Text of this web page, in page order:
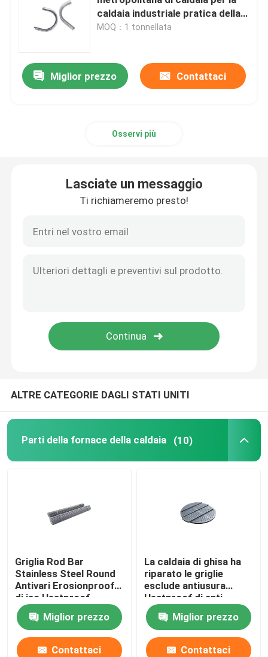
Tubo d'acciaio di precisione
Schermi del tubo di caldaia
Griglia Antivari della caldaia
Caldaia della griglia fissa
caldaia industriale pratica della
centrale elettrica
MOQ：1 tonnellata
Miglior prezzo Contattaci
Osservi più
Lasciate un messaggio
Ti richiameremo presto!
ALTRE CATEGORIE DAGLI STATI UNITI
Parti della fornace della caldaia (10)
Griglia Rod Bar
Stainless Steel Round
Antivari Erosionproof
di iso Heatproof
Miglior prezzo
Contattaci
La caldaia di ghisa ha
riparato le griglie
esclude antiusura
Heatproof di anti
corrosione
Miglior prezzo
Contattaci